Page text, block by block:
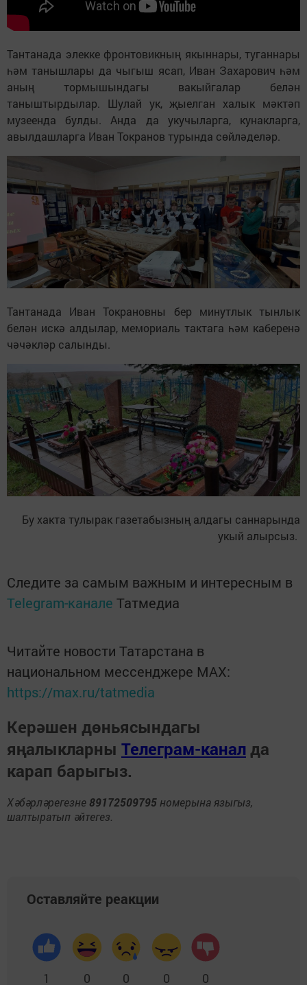
Тантанада элекке фронтовикның якыннары, туганнары
һәм танышлары да чыгыш ясап, Иван Захарович һәм
аның тормышындагы вакыйгалар белән
таныштырдылар. Шулай ук, җыелган халык мәктәп
музеенда булды. Анда да укучыларга, кунакларга,
авылдашларга Иван Токранов турында сөйләделәр.
Тантанада Иван Токрановны бер минутлык тынлык
белән искә алдылар, мемориаль тактага һәм каберенә
чәчәкләр салынды.
Бу хакта тулырак газетабызның алдагы саннарында
укый алырсыз.
Следите за самым важным и интересным в
Telegram-канале Татмедиа
Читайте новости Татарстана в
национальном мессенджере MАХ:
https://max.ru/tatmedia
Керәшен дөньясындагы
яңалыкларны Телеграм-канал да
карап барыгыз.
Хәбәрләрегезне 89172509795 номерына языгыз,
шалтыратып әйтегез.
Оставляйте реакции
1 0 0 0 0